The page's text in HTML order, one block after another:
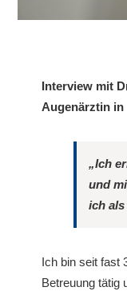
Interview mit
Augenärztin in
„Ich
und
ich
Ich bin seit fast
Betreuung tätig